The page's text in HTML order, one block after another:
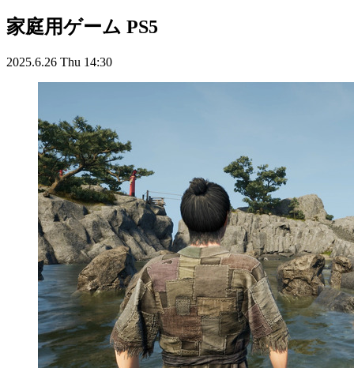
家庭用ゲーム PS5
2025.6.26 Thu 14:30